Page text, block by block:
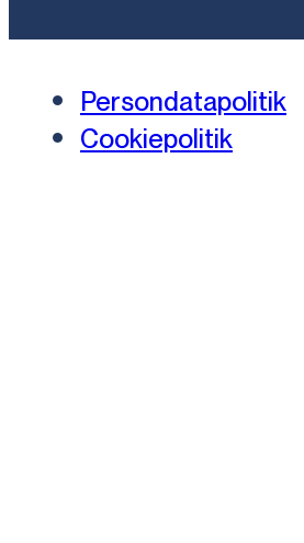
Persondatapolitik
Cookiepolitik